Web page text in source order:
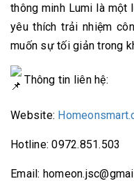
thông minh Lumi là một
yêu thích trải nhiệm
muốn sự tối giản trong
Thông tin liên hệ:
Website:
Hotline: 0972.851.503
Email: